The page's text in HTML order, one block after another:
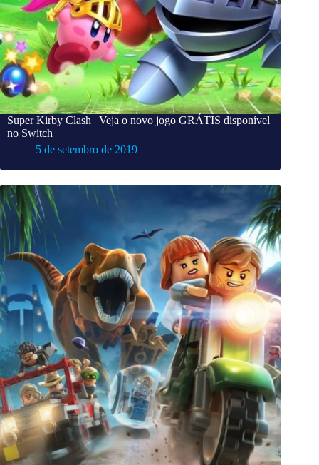
Super Kirby Clash | Veja o novo jogo GRÁTIS disponível
no Switch
5 de setembro de 2019